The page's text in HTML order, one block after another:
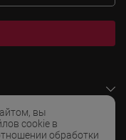
вы
cookie в
обработки